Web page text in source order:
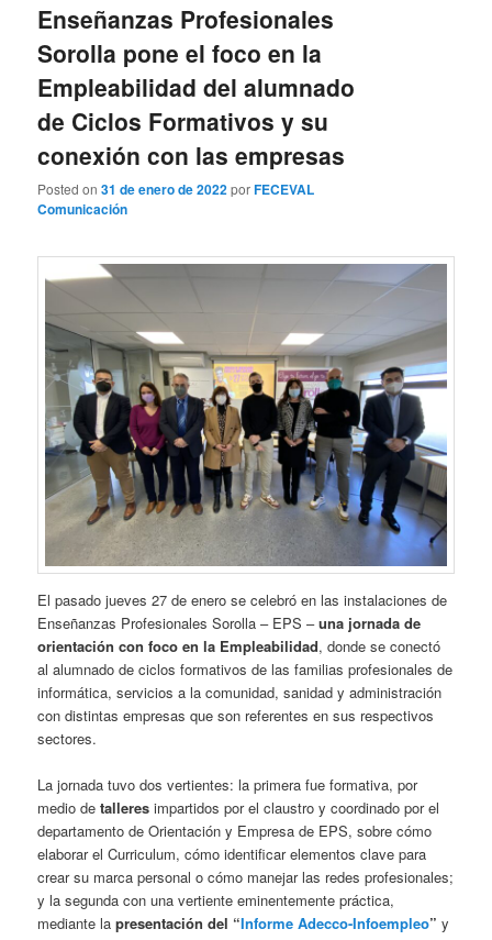
Enseñanzas Profesionales
Sorolla pone el foco en la
Empleabilidad del alumnado
de Ciclos Formativos y su
conexión con las empresas
Posted on31 de enero de 2022porFECEVAL
Comunicación
El pasado jueves 27 de enero se celebró en las instalaciones de
Enseñanzas Profesionales Sorolla – EPS –una jornada de
orientación con foco en la Empleabilidad, donde se conectó
al alumnado de ciclos formativos de las familias profesionales de
informática, servicios a la comunidad, sanidad y administración
con distintas empresas que son referentes en sus respectivos
sectores.
La jornada tuvo dos vertientes: la primera fue formativa, por
medio detalleresimpartidos por el claustro y coordinado por el
departamento de Orientación y Empresa de EPS, sobre cómo
elaborar el Curriculum, cómo identificar elementos clave para
crear su marca personal o cómo manejar las redes profesionales;
y la segunda con una vertiente eminentemente práctica,
mediante lapresentación del “Informe Adecco-Infoempleo”y